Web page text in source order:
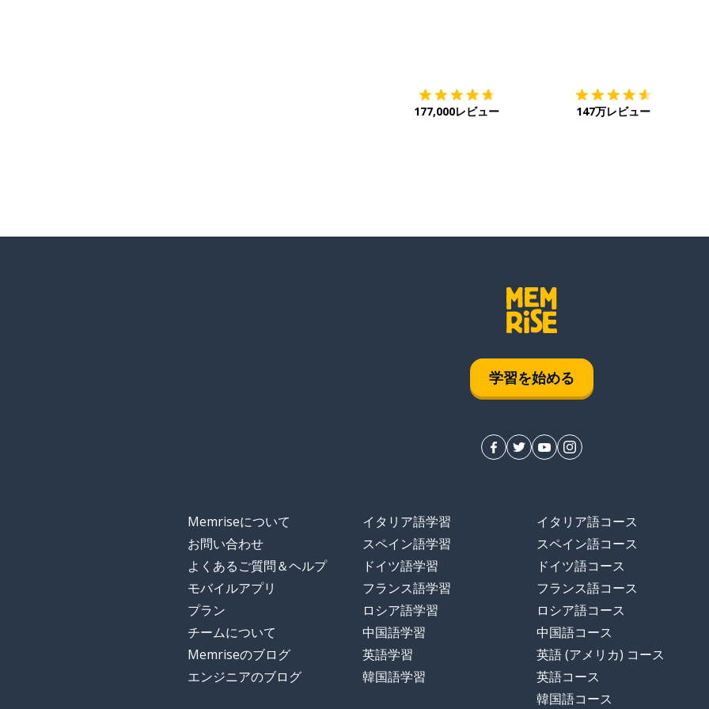
177,000レビュー 147万レビュー
学習を始める
Memriseについて
お問い合わせ
よくあるご質問＆ヘルプ
モバイルアプリ
プラン
チームについて
Memriseのブログ
エンジニアのブログ
イタリア語学習
スペイン語学習
ドイツ語学習
フランス語学習
ロシア語学習
中国語学習
英語学習
韓国語学習
イタリア語コース
スペイン語コース
ドイツ語コース
フランス語コース
ロシア語コース
中国語コース
英語 (アメリカ) コース
英語コース
韓国語コース